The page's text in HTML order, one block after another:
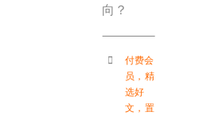
向？
付费会
员 ， 精
选好
文 ， 置